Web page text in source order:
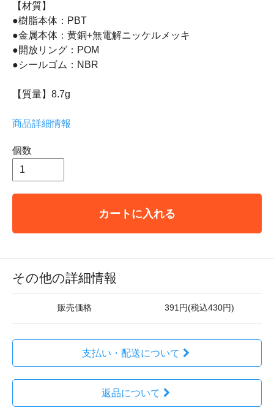
【材質】
●樹脂本体：PBT
●金属本体：黄銅+無電解ニッケルメッキ
●開放リング：POM
●シールゴム：NBR
【質量】8.7g
商品詳細情報
個数
カートに入れる
その他の詳細情報
販売価格 391円(税込430円)
支払い・配送について
返品について